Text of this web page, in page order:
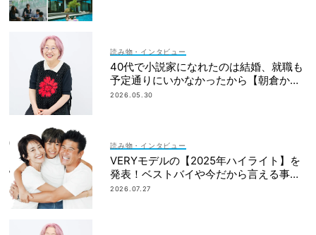
読み物・インタビュー
40代で小説家になれたのは結婚、就職も
予定通りにいかなかったから【朝倉かす
みさん】
2026.05.30
読み物・インタビュー
VERYモデルの【2025年ハイライト】を
発表！ベストバイや今だから言える事件
簿も大公開
2026.07.27